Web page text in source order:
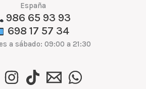
España
986 65 93 93
698 17 57 34
a sábado: 09:00 a 21:30